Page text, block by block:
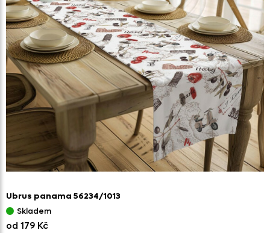
Ubrus panama 56234/1013
Skladem
od 179 Kč